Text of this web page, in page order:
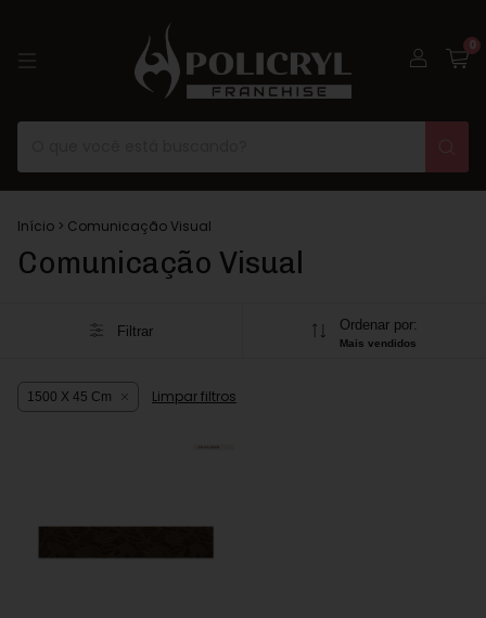
0
Início > Comunicação Visual
Comunicação Visual
Filtrar Ordenar por:
Mais vendidos
1500 X 45 Cm Limpar filtros